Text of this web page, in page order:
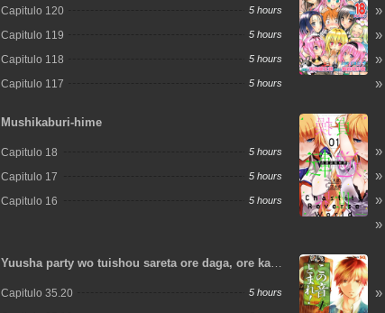
Capitulo 120 5 hours
Capitulo 119 5 hours
Capitulo 118 5 hours
Capitulo 117 5 hours
Mushikaburi-hime
Capitulo 18 5 hours
Capitulo 17 5 hours
Capitulo 16 5 hours
Yuusha party wo tuishou sareta ore daga, ore kara
omae ni otte korarete ha komarunodaga?
Capitulo 35.20 5 hours